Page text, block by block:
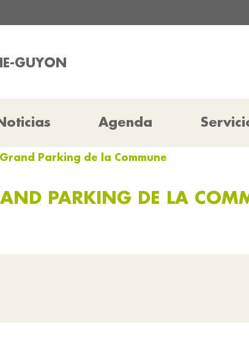
GUYON
Agenda
Parking de la Commune
PARKING DE LA